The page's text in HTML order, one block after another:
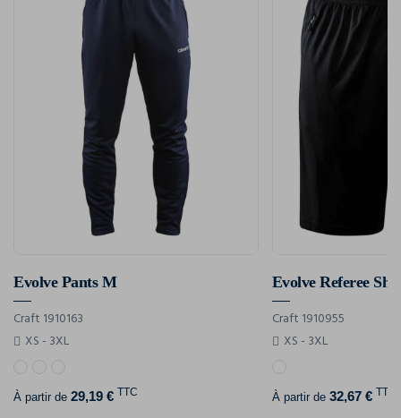
Evolve Pants M
Craft 1910163
XS - 3XL
À partir de 29,19 € TTC
Evolve Referee
Craft 1910955
XS - 3XL
À partir de 32,67 € TTC